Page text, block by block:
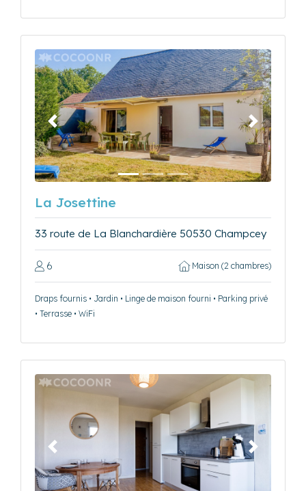
Précédent Suivant
La Josettine
33 route de La Blanchardière 50530 Champcey
6 Maison (2 chambres)
Draps fournis • Jardin • Linge de maison fourni • Parking privé
• Terrasse • WiFi
Précédent Suivant